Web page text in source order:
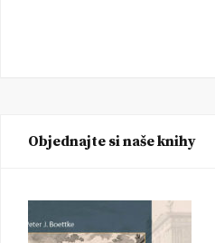
Objednajte si naše knihy